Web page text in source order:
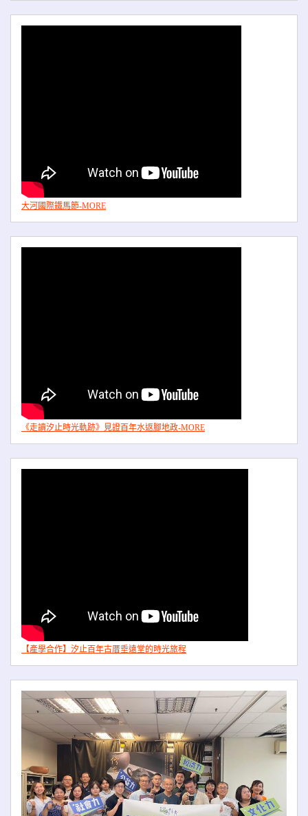
大河國際鐵馬節-MORE
《走讀汐止時光軌跡》見證百年水返腳地政-MORE
【產學合作】汐止百年古厝垂遠堂的時光旅程